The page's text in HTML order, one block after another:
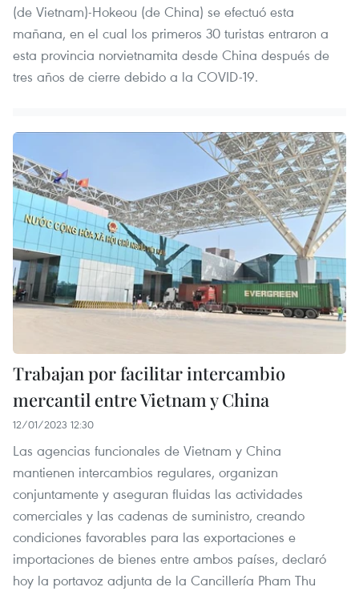
(de Vietnam)-Hokeou (de China) se efectuó esta
mañana, en el cual los primeros 30 turistas entraron a
esta provincia norvietnamita desde China después de
tres años de cierre debido a la COVID-19.
Trabajan por facilitar intercambio
mercantil entre Vietnam y China
12/01/2023 12:30
Las agencias funcionales de Vietnam y China
mantienen intercambios regulares, organizan
conjuntamente y aseguran fluidas las actividades
comerciales y las cadenas de suministro, creando
condiciones favorables para las exportaciones e
importaciones de bienes entre ambos países, declaró
hoy la portavoz adjunta de la Cancillería Pham Thu